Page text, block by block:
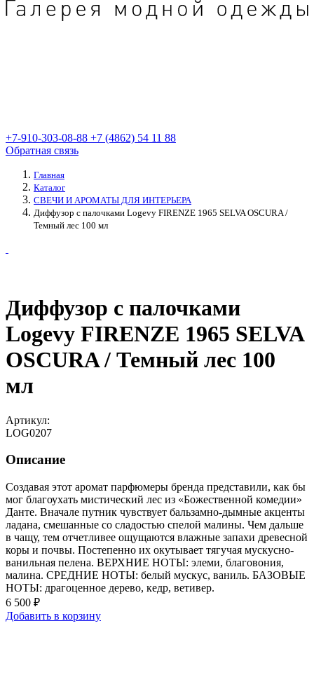
+7-910-303-08-88 +7 (4862) 54 11 88
Обратная связь
Главная
Каталог
СВЕЧИ И АРОМАТЫ ДЛЯ ИНТЕРЬЕРА
Диффузор с палочками Logevy FIRENZE 1965 SELVA OSCURA /
Темный лес 100 мл
Диффузор с палочками
Logevy FIRENZE 1965 SELVA
OSCURA / Темный лес 100
мл
Артикул:
LOG0207
Описание
Создавая этот аромат парфюмеры бренда представили, как бы
мог благоухать мистический лес из «Божественной комедии»
Данте. Вначале путник чувствует бальзамно-дымные акценты
ладана, смешанные со сладостью спелой малины. Чем дальше
в чащу, тем отчетливее ощущаются влажные запахи древесной
коры и почвы. Постепенно их окутывает тягучая мускусно-
ванильная пелена. ВЕРХНИЕ НОТЫ: элеми, благовония,
малина. СРЕДНИЕ НОТЫ: белый мускус, ваниль. БАЗОВЫЕ
НОТЫ: драгоценное дерево, кедр, ветивер.
6 500 ₽
Добавить в корзину